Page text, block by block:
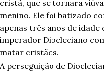
cristã, que se tornara
menino. Ele foi batizado
apenas três anos de idade
imperador Diocleciano
matar cristãos.
A perseguição de